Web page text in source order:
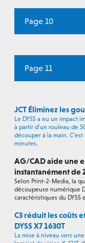
Page 10
Page 11
JCT Éliminez les
Le DYSS a eu un impact
à partir d’un rouleau de
découper à la main.
minutes.
AG/CAD aide une
instantanément de
Selon Print-2-Media, la
découpeuse numérique
caractéristiques du
C3 réduit les coûts
DYSS X7 1630T
La mise à niveau vers